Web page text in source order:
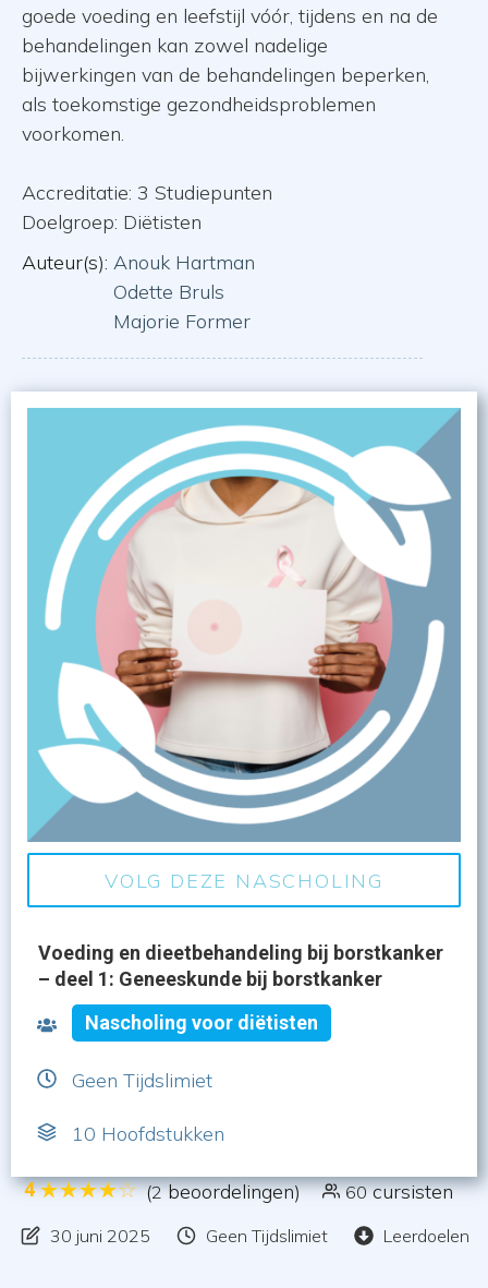
goede voeding en leefstijl vóór, tijdens en na de
behandelingen kan zowel nadelige
bijwerkingen van de behandelingen beperken,
als toekomstige gezondheidsproblemen
voorkomen.
Accreditatie: 3 Studiepunten
Doelgroep: Diëtisten
Auteur(s): Anouk Hartman
Odette Bruls
Majorie Former
VOLG DEZE NASCHOLING
Voeding en dieetbehandeling bij borstkanker
– deel 1: Geneeskunde bij borstkanker
Nascholing voor diëtisten
Geen Tijdslimiet
10 Hoofdstukken
4 (2 beoordelingen) 60 cursisten
30 juni 2025 Geen Tijdslimiet Leerdoelen